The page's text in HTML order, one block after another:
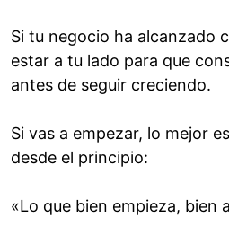
Si tu negocio ha alcanzado
estar a tu lado para que
antes de seguir creciendo.
Si vas a empezar, lo mejor
desde el principio:
«Lo que bien empieza, bien